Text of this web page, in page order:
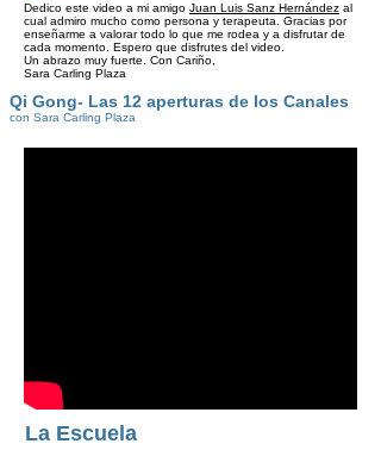
Dedico este video a mi amigo Juan Luis Sanz Hernández al
cual admiro mucho como persona y terapeuta. Gracias por
enseñarme a valorar todo lo que me rodea y a disfrutar de
cada momento. Espero que disfrutes del video.
Un abrazo muy fuerte. Con Cariño,
Sara Carling Plaza
Qi Gong- Las 12 aperturas de los Canales
con Sara Carling Plaza
La Escuela